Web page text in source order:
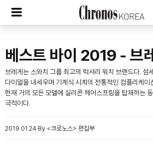
베스트 바이 2019 - 브
브레게는 스와치 그룹 최고의 럭셔리 워치 브랜드다. 섬
다이얼을 내세우며 기계식 시계의 전통적인 컴플리케이
현재 거의 모든 모델에 실리콘 헤어스프링을 탑재하는
극적이다.
2019.01.24 By <크로노스> 편집부